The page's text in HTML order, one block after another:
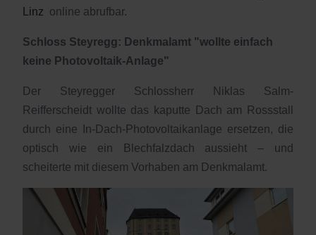
Linz online abrufbar.
Schloss Steyregg: Denkmalamt "wollte einfach
keine Photovoltaik-Anlage"
Der Steyregger Schlossherr Niklas Salm-
Reifferscheidt wollte das kaputte Dach am Rossstall
durch eine In-Dach-Photovoltaikanlage ersetzen, die
optisch wie ein Blechfalzdach aussieht – und
scheiterte mit diesem Vorhaben am Denkmalamt.